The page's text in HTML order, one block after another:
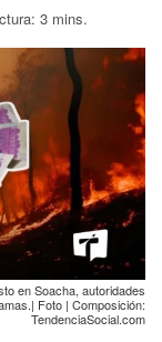
3 mins.
en Soacha, autoridades
Foto | Composición:
TendenciaSocial.com